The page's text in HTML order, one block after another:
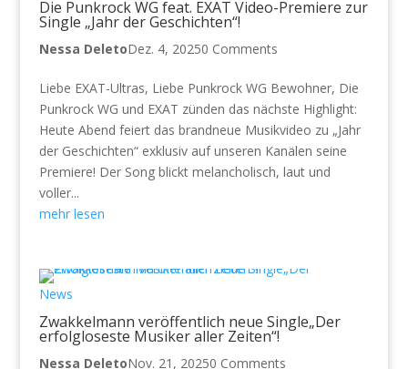
Die Punkrock WG feat. EXAT Video-Premiere zur
Single „Jahr der Geschichten“!
Nessa DeletoDez. 4, 20250 Comments
Liebe EXAT-Ultras, Liebe Punkrock WG Bewohner, Die
Punkrock WG und EXAT zünden das nächste Highlight:
Heute Abend feiert das brandneue Musikvideo zu „Jahr
der Geschichten“ exklusiv auf unseren Kanälen seine
Premiere! Der Song blickt melancholisch, laut und
voller...
mehr lesen
News
Zwakkelmann veröffentlich neue Single„Der
erfolgloseste Musiker aller Zeiten“!
Nessa DeletoNov. 21, 20250 Comments